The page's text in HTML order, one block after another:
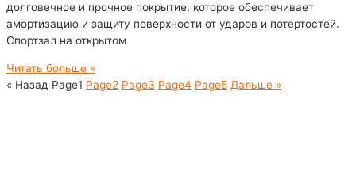
долговечное и прочное покрытие, которое обеспечивает
амортизацию и защиту поверхности от ударов и потертостей.
Спортзал на открытом
Читать больше »
« Назад Page1 Page2 Page3 Page4 Page5 Дальше »